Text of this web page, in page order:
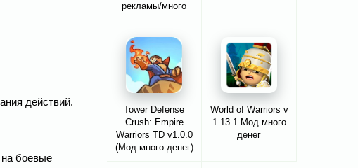
действий.
на боевые
рекламы/много
Tower Defense
Crush: Empire
Warriors TD v1.0.0
(Мод много денег)
World of Warriors v
1.13.1 Мод много
денег